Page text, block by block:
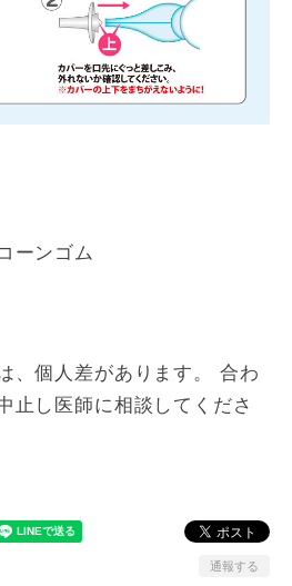
ーンゴム
、個人差があります。 合わ
止し医師に相談してくださ
通報する